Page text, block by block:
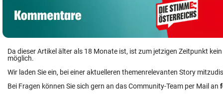
Da dieser Artikel älter als 18 Monate ist, ist zum jetzigen Zeitpunkt
möglich.
Wir laden Sie ein, bei einer aktuelleren themenrelevanten Story
Bei Fragen können Sie sich gern an das Community-Team per Mail an